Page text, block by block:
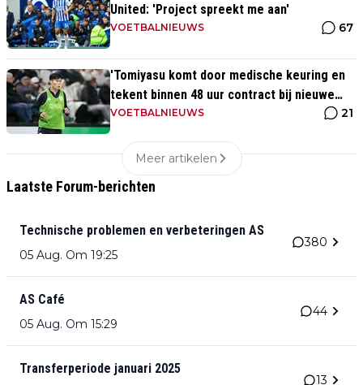
United: 'Project spreekt me aan'
VOETBALNIEUWS 67
'Tomiyasu komt door medische keuring en
tekent binnen 48 uur contract bij nieuwe
club'
VOETBALNIEUWS 21
Meer artikelen
Laatste Forum-berichten
Technische problemen en verbeteringen AS
05 Aug. Om 19:25
380
AS Café
05 Aug. Om 15:29
44
Transferperiode januari 2025
13